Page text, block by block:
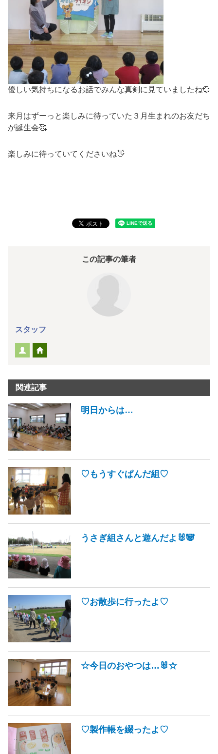
優しい気持ちになるお話でみんな真剣に見ていましたね💞
来月はずーっと楽しみに待っていた３月生まれのお友だち
が誕生会🥰
楽しみに待っていてくださいね👋
この記事の筆者
スタッフ
関連記事
明日からは…
♡もうすぐぱんだ組♡
うさぎ組さんと遊んだよ🐰🐼
♡お散歩に行ったよ♡
☆今日のおやつは…🐰☆
♡製作帳を綴ったよ♡